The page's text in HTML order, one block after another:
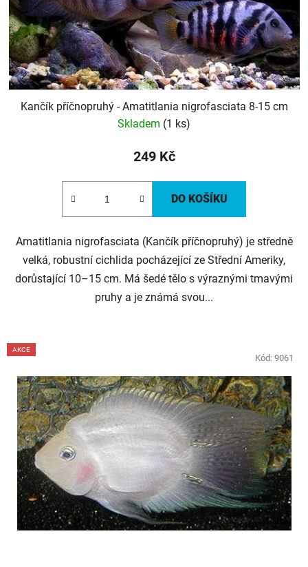
Kančík příčnopruhý - Amatitlania nigrofasciata 8-15 cm
Skladem (1 ks)
249 Kč
DO KOŠÍKU
Amatitlania nigrofasciata (Kančík příčnopruhý) je středně
velká, robustní cichlida pocházející ze Střední Ameriky,
dorůstající 10–15 cm. Má šedé tělo s výraznými tmavými
pruhy a je známá svou...
AKCE
Kód: 9061